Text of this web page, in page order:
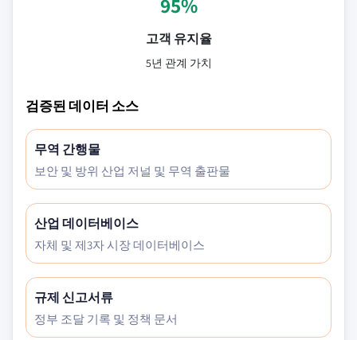
고객 유지율
5년 관계 가치
검증된 데이터 소스
무역 간행물
보안 및 방위 산업 저널 및 무역 출판물
산업 데이터베이스
자체 및 제3자 시장 데이터베이스
규제 신고서류
정부 조달 기록 및 정책 문서